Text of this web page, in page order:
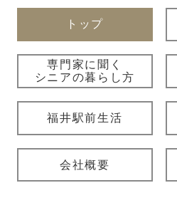
トップ
専門家に聞く
シニアの暮らし方
福井駅前生活
会社概要